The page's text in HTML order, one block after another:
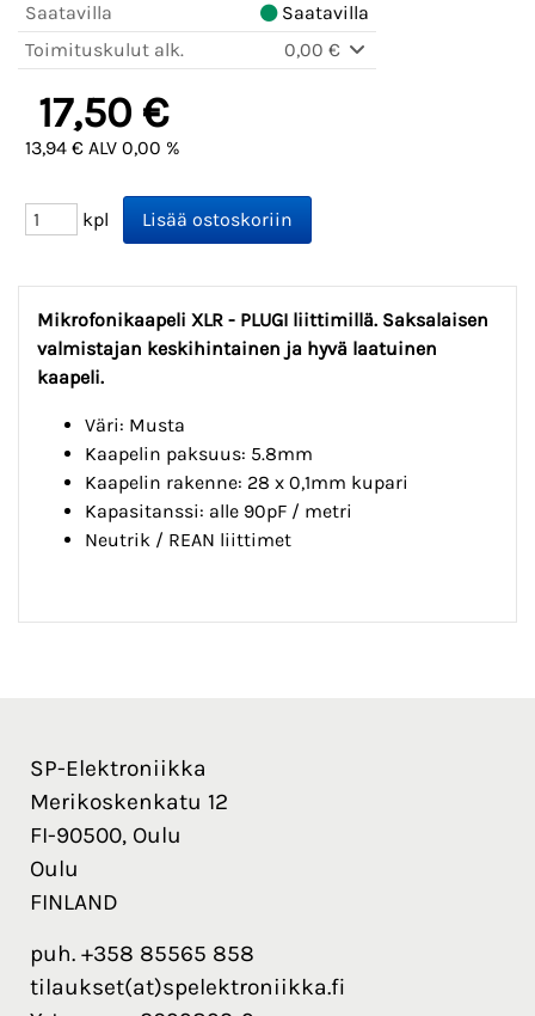
Saatavilla
Saatavilla
Toimituskulut alk.
0,00 €
17,50 €
13,94 € ALV 0,00 %
kpl
Mikrofonikaapeli XLR - PLUGI liittimillä. Saksalaisen
valmistajan keskihintainen ja hyvä laatuinen
kaapeli.
Väri: Musta
Kaapelin paksuus: 5.8mm
Kaapelin rakenne: 28 x 0,1mm kupari
Kapasitanssi: alle 90pF / metri
Neutrik / REAN liittimet
SP-Elektroniikka
Merikoskenkatu 12
FI-90500, Oulu
Oulu
FINLAND
puh. +358 85565 858
tilaukset(at)spelektroniikka.fi